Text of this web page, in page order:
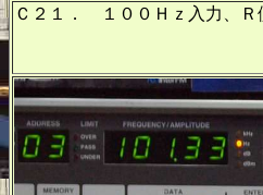
Ｃ２１． １００Ｈｚ入力、
Ｌ側ＳＰ出力電圧
「ＦＦＴ分析」のオ